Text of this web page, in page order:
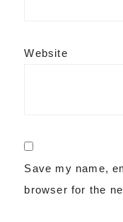
Website
Save my name,
browser for the